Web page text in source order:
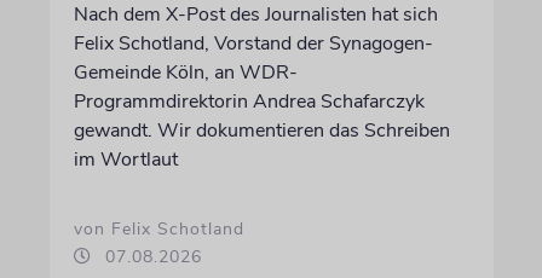
Nach dem X-Post des Journalisten hat sich
Felix Schotland, Vorstand der Synagogen-
Gemeinde Köln, an WDR-
Programmdirektorin Andrea Schafarczyk
gewandt. Wir dokumentieren das Schreiben
im Wortlaut
von Felix Schotland
07.08.2026